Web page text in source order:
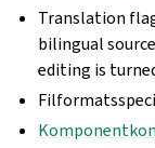
Translation
bilingual
editing is